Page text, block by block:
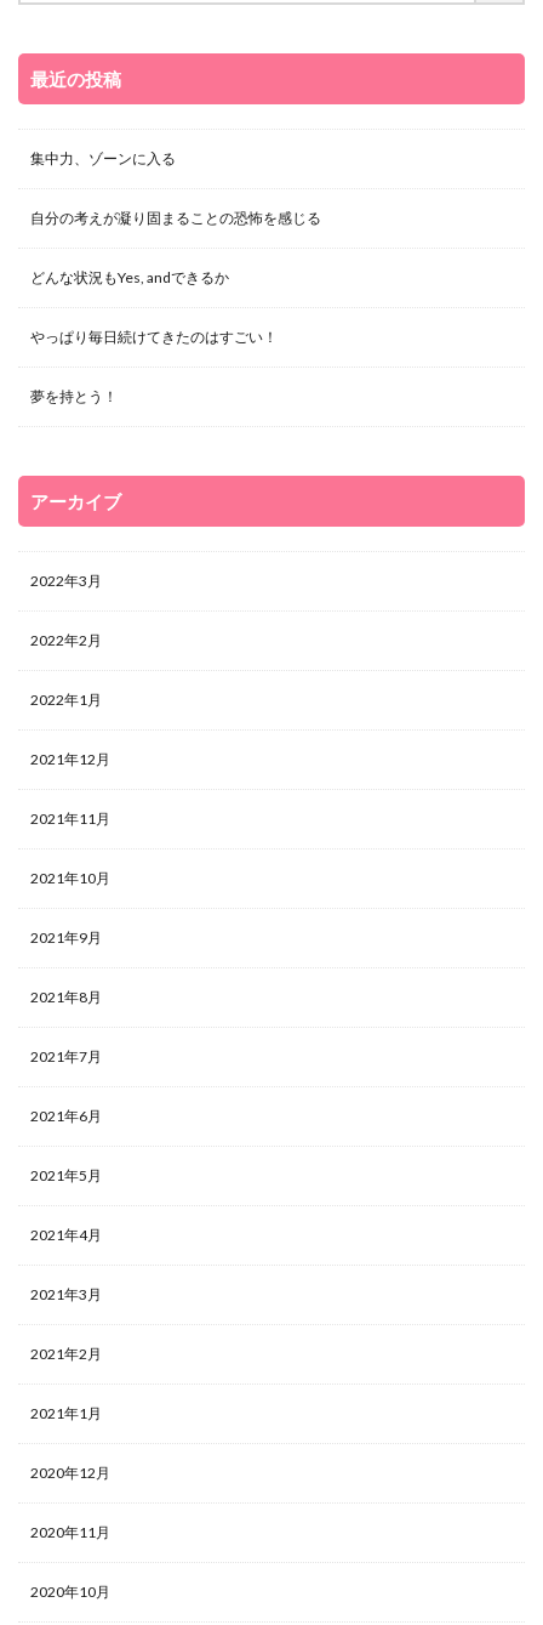
最近の投稿
集中力、ゾーンに入る
自分の考えが凝り固まることの恐怖を感じる
どんな状況もYes, andできるか
やっぱり毎日続けてきたのはすごい！
夢を持とう！
アーカイブ
2022年3月
2022年2月
2022年1月
2021年12月
2021年11月
2021年10月
2021年9月
2021年8月
2021年7月
2021年6月
2021年5月
2021年4月
2021年3月
2021年2月
2021年1月
2020年12月
2020年11月
2020年10月